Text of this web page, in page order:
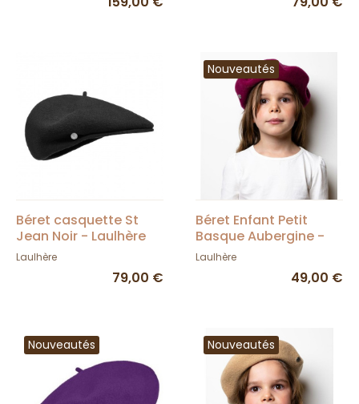
Béret casquette St
Jean Noir - Laulhère
Laulhère
79,00 €
Nouveautés
Béret Enfant Petit
Basque Aubergine -
Héritage par Laulhère
Laulhère
49,00 €
Nouveautés Nouveautés